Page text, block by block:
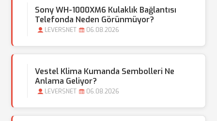
Sony WH-1000XM6 Kulaklık Bağlantısı
Telefonda Neden Görünmüyor?
LEVERSNET 06.08.2026
Vestel Klima Kumanda Sembolleri Ne
Anlama Geliyor?
LEVERSNET 06.08.2026